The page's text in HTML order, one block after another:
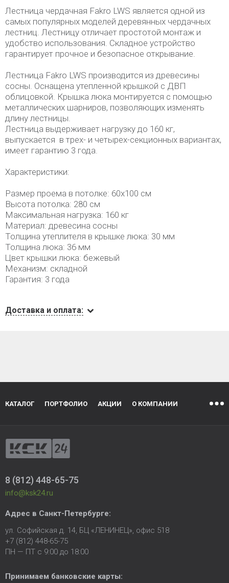
Лестница чердачная Fakro LWS является одной из
самых популярных моделей деревянных чердачных
лестниц. Лестницу отличает простотой монтаж и
удобство использования. Складное устройство
гарантирует прочное и безопасное открывание.
Лестница Fakro LWS производится из древесины
сосны. Оснащена утепленной крышкой с ДВП
облицовкой. Крышка люка монтируется с помощью
металлических шарниров, позволяющих изменять
длину лестницы.
Лестница выдерживает нагрузку до 160 кг,
выпускается в трех- и четырех-секционных вариантах,
имеет гарантию 3 года.
Характеристики:
Размер проема в потолке: 60х100 см
Высота потолка: 280 см
Максимальная нагрузка: 160 кг
Материал: древесина сосны
Толщина утеплителя в крышке люка: 30 мм
Толщина люка: 36 мм
Цвет крышки люка: бежевый
Механизм: складной
Гарантия: 3 года
Доставка и оплата:
КАТАЛОГ ПОРТФОЛИО АКЦИИ О КОМПАНИИ
8 (812) 448-65-75
info@ksk24.ru
Адрес в Санкт-Петербурге:
ул. Софийская д. 14, БЦ «ЛЕНИНЕЦ», офис 518
+7 (812) 448-65-75
ПН — ПТ с 9:00 до 18:00
Принимаем банковские карты: